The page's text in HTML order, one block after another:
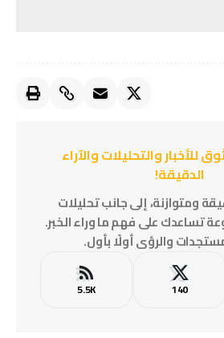
للأخبار والتحليلات والآراء
الدقيقة!
ومتوازنة، إلى جانب تحليلات
تساعدك على فهم ما وراء الخبر.
والرؤى أولًا بأول.
140
5.5K